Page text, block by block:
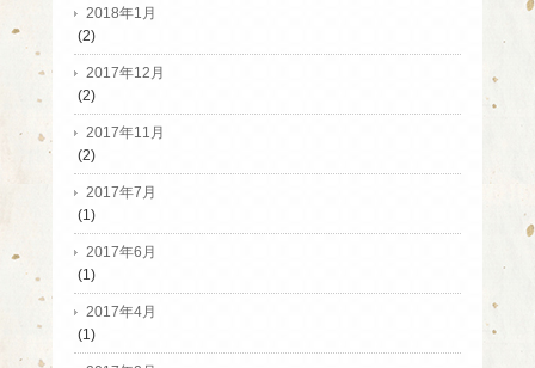
2018年1月
(2)
2017年12月
(2)
2017年11月
(2)
2017年7月
(1)
2017年6月
(1)
2017年4月
(1)